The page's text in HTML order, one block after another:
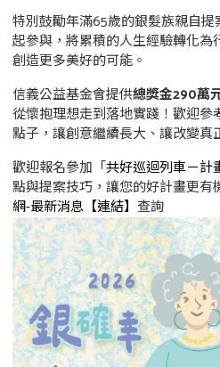
特別鼓勵年滿65歲的銀髮族親自
起參與，將累積的人生經驗轉化
創造更多美好的可能。
信義公益基金會提供總獎金290萬
從懷抱理想走到落地實踐！歡迎參
點子，讓創意繼續長大、讓改變真
歡迎報名參加「共好巡迴列車－計
點與提案技巧，讓您的好計畫更
網-最新消息【連結】 查詢